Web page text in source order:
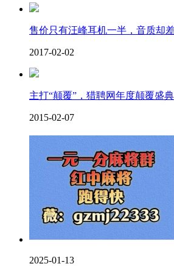
售价只有汪峰耳机一半，音质却
2017-02-02
主打“颠覆”，猎聘网年度颠覆盛
2015-02-07
2025-01-13